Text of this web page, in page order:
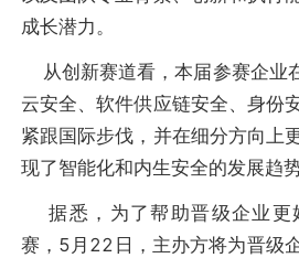
成长潜力。
从创新赛道看，本届参赛企业
云安全、软件供应链安全、身份
紧跟国际步伐，并在细分方向上
现了智能化和内生安全的发展趋势
据悉，为了帮助晋级企业更
赛，5月22日，主办方将为晋级